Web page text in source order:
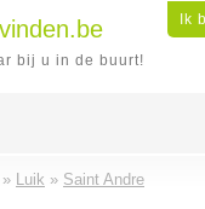
Ik
bij u in de buurt!
» Luik » Saint Andre